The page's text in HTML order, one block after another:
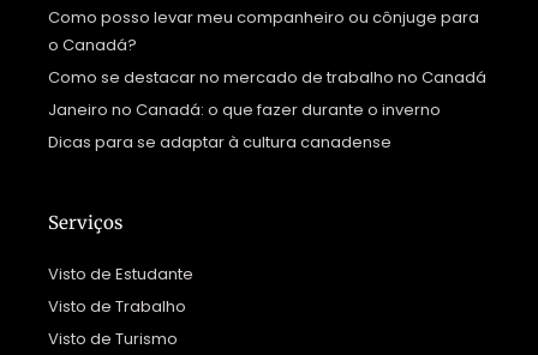
Como posso levar meu companheiro ou cônjuge para
o Canadá?
Como se destacar no mercado de trabalho no Canadá
Janeiro no Canadá: o que fazer durante o inverno
Dicas para se adaptar à cultura canadense
Serviços
Visto de Estudante
Visto de Trabalho
Visto de Turismo